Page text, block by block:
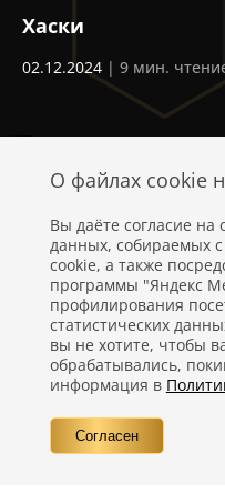
Хаски
02.12.2024 | 9 мин.
Политика
Правовая информация
Контакты
О файлах cookie
Вы даёте согласие на
данных, собираемых
cookie, а также
программы "Яндекс
профилирования
статистических
вы не хотите, чтобы
обрабатывались,
информация в
Согласен